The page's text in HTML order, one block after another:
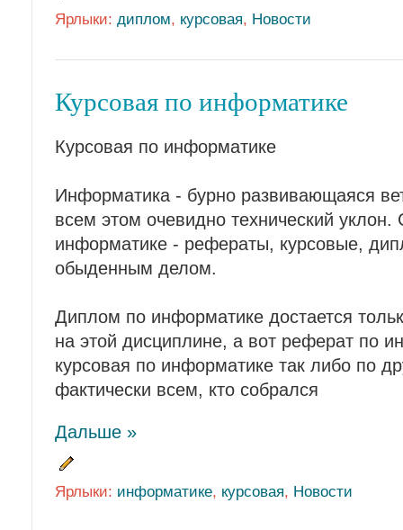
Ярлыки: диплом, курсовая, Новости
Курсовая по информатике
Курсовая по информатике
Информатика - бурно развивающаяся
всем этом очевидно технический уклон.
информатике - рефераты, курсовые,
обыденным делом.
Диплом по информатике достается
на этой дисциплине, а вот реферат по
курсовая по информатике так либо по
фактически всем, кто собрался
Дальше »
Ярлыки: информатике, курсовая, Новости